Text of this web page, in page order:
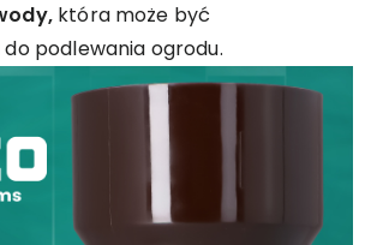
która może być
podlewania ogrodu.